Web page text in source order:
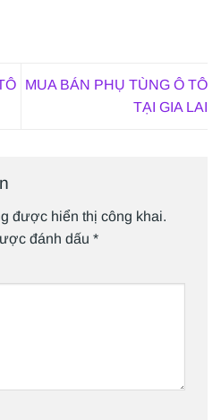
MUA BÁN PHỤ TÙNG Ô TÔ
TẠI GIA LAI
được hiển thị công khai.
đánh dấu *